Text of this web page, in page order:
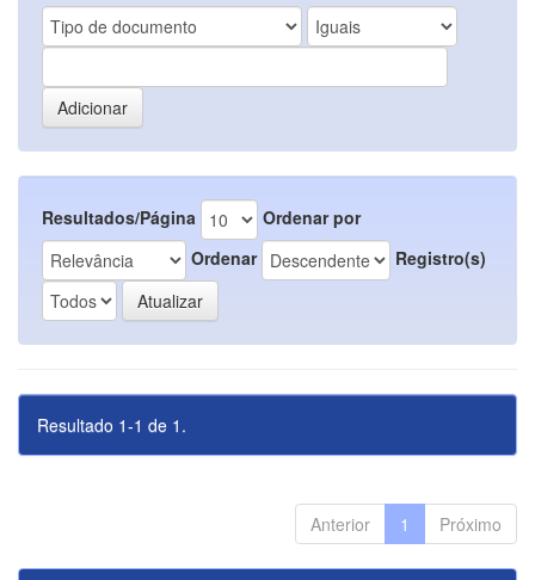
Resultados/Página
Ordenar por
Ordenar
Registro(s)
Resultado 1-1 de 1.
Anterior 1 Próximo